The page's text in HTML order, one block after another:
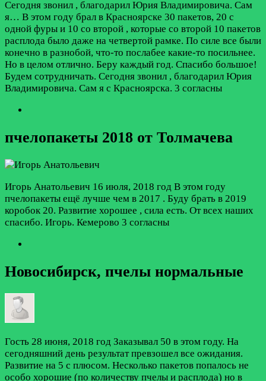
Сегодня звонил , благодарил Юрия Владимировича. Сам
я… В этом году брал в Красноярске 30 пакетов, 20 с
одной фуры и 10 со второй , которые со второй 10 пакетов
расплода было даже на четвертой рамке. По силе все были
конечно в разнобой, что-то послабее какие-то посильнее.
Но в целом отлично. Беру каждый год. Спасибо большое!
Будем сотрудничать. Сегодня звонил , благодарил Юрия
Владимировича. Сам я с Красноярска. 3 согласны
пчелопакеты 2018 от Толмачева
Игорь Анатольевич 16 июля, 2018 год В этом году
пчелопакеты ещё лучше чем в 2017 . Буду брать в 2019
коробок 20. Развитие хорошее , сила есть. От всех наших
спасибо. Игорь. Кемерово 3 согласны
Новосибирск, пчелы нормальные
Гость 28 июня, 2018 год Заказывал 50 в этом году. На
сегодняшний день результат превзошел все ожидания.
Развитие на 5 с плюсом. Несколько пакетов попалось не
особо хорошие (по количеству пчелы и расплода) но в